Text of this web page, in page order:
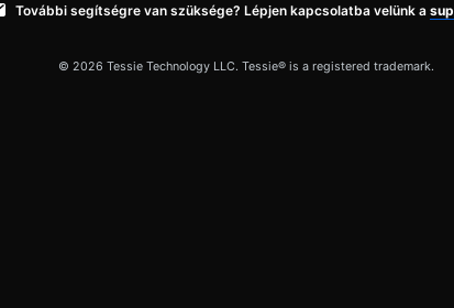
További segítségre van szüksége? Lépjen kapcsolatba velünk a
© 2026 Tessie Technology LLC. Tessie® is a registered trademark.